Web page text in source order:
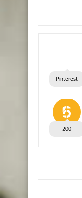
Pinterest
200